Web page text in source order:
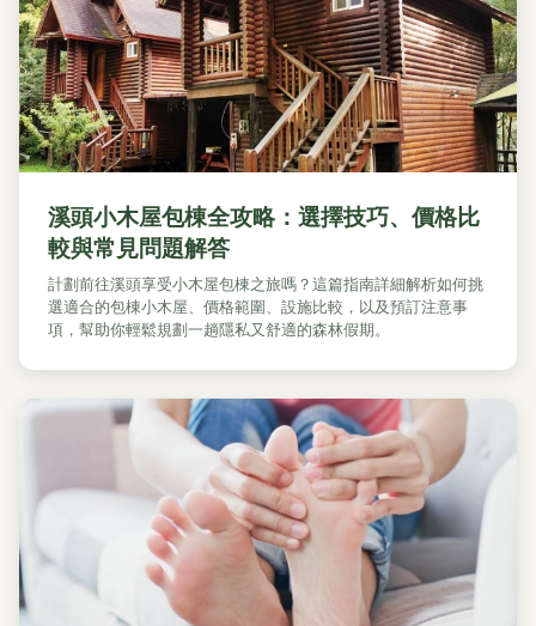
溪頭小木屋包棟全攻略：選擇技巧、價格比
較與常見問題解答
計劃前往溪頭享受小木屋包棟之旅嗎？這篇指南詳細解析如何挑
選適合的包棟小木屋、價格範圍、設施比較，以及預訂注意事
項，幫助你輕鬆規劃一趟隱私又舒適的森林假期。